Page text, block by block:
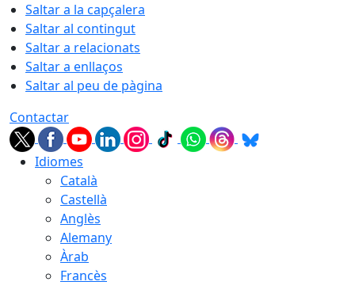
Saltar a la capçalera
Saltar al contingut
Saltar a relacionats
Saltar a enllaços
Saltar al peu de pàgina
Contactar
Idiomes
Català
Castellà
Anglès
Alemany
Àrab
Francès